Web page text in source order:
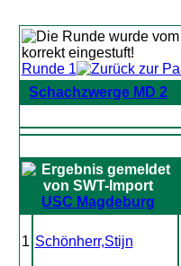
Runde 1
Schachzwerge MD 2
USC Magdeburg
1 Schönherr,Stijn